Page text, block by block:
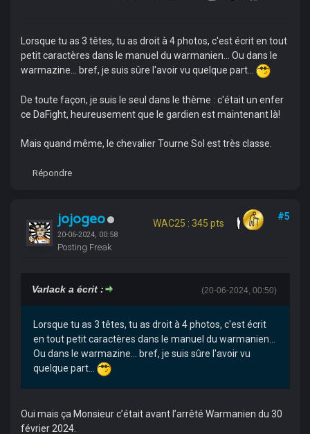
Lorsque tu as 3 têtes, tu as droit à 4 photos, c'est écrit en tout
petit caractères dans le manuel du warmanien... Ou dans le
warmazine... bref, je suis sûre l'avoir vu quelque part...
De toute façon, je suis le seul dans le thème : c'était un enfer
ce DaFight, heureusement que le gardien est maintenant là!
Mais quand même, le chevalier Tourne Sol est très classe.
Répondre
jojogeo
20-06-2024, 00:58
Posting Freak
WAC25 : 345 pts
#5
(20-06-2024, 00:50)
Varlack a écrit :
Lorsque tu as 3 têtes, tu as droit à 4 photos, c'est écrit
en tout petit caractères dans le manuel du warmanien...
Ou dans le warmazine... bref, je suis sûre l'avoir vu
quelque part...
Oui mais ça Monsieur c’était avant l’arrêté Warmanien du 30
février 2024.